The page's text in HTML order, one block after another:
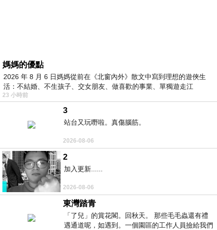
媽媽的優點
2026 年 8 月 6 日媽媽從前在《北窗內外》散文中寫到理想的遊俠生
活：不結婚、不生孩子、交女朋友、做喜歡的事業、單獨遊走江
湖⋯⋯，
23 小時前
3
站台又玩嘢啦。真傷腦筋。
2026-08-06
2
加入更新......
2026-08-06
東灣踏青
「了兒」的賞花閣。回秋天。 那些毛毛蟲還有禮
遇通道呢，如遇到。一個園區的工作人員撿給我們